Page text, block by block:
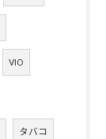
VIO
タバコ